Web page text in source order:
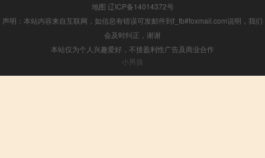
地图 辽ICP备14014372号
声明：本站内容来自互联网，如信息有错误可发邮件到f_fb#foxmail.com说明，我们
会及时纠正，谢谢
本站仅为个人兴趣爱好，不接盈利性广告及商业合作
小男孩